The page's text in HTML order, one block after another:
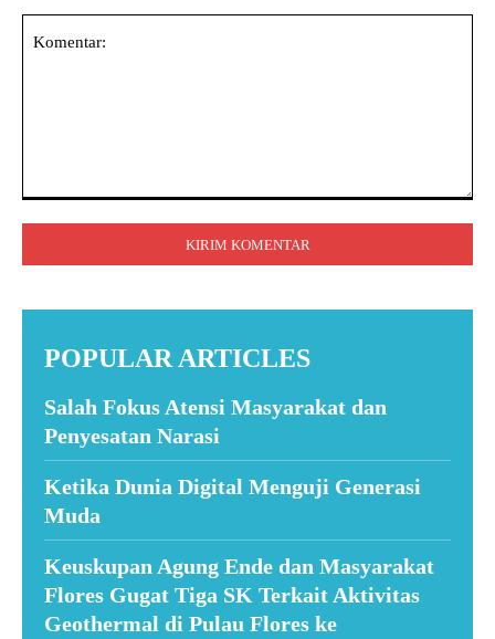
POPULAR ARTICLES
Salah Fokus Atensi Masyarakat dan
Penyesatan Narasi
Ketika Dunia Digital Menguji Generasi
Muda
Keuskupan Agung Ende dan Masyarakat
Flores Gugat Tiga SK Terkait Aktivitas
Geothermal di Pulau Flores ke